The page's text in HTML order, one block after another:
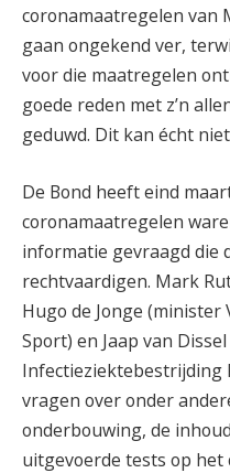
coronamaatregelen van
gaan ongekend ver,
voor die maatregelen
goede reden met z’n
geduwd. Dit kan écht
De Bond heeft eind
coronamaatregelen
informatie gevraagd die
rechtvaardigen. Mark
Hugo de Jonge (minister
Sport) en Jaap van
Infectieziektebestrijding
vragen over onder
onderbouwing, de
uitgevoerde tests op